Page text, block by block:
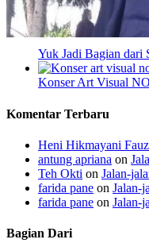
Yuk Jadi Bagian dari
Konser Art Visual
Komentar Terbaru
Heni Hikmayani
antung apriana on
Teh Okti on Jalan-
farida pane on Jalan-
farida pane on Jalan-
Bagian Dari